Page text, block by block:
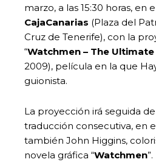
marzo, a las 15:30 horas, en
CajaCanarias (Plaza del
Cruz de Tenerife), con la
“Watchmen – The Ultimate
2009), película en la que
guionista.
La proyección irá seguida
traducción consecutiva, en
también John Higgins,
novela gráfica “Watchmen